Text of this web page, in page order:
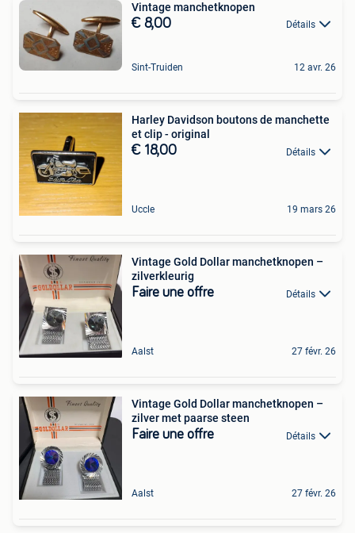
Vintage manchetknopen
€ 8,00 Détails
Sint-Truiden 12 avr. 26
Harley Davidson boutons de manchette
et clip - original
€ 18,00 Détails
Uccle 19 mars 26
Vintage Gold Dollar manchetknopen –
zilverkleurig
Faire une offre Détails
Aalst 27 févr. 26
Vintage Gold Dollar manchetknopen –
zilver met paarse steen
Faire une offre Détails
Aalst 27 févr. 26